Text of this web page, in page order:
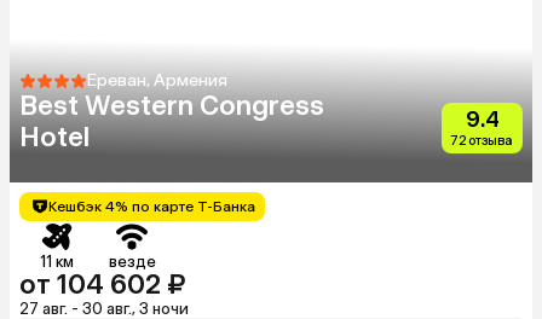
Ереван, Армения
Best Western Congress
Hotel
9.4
72 отзыва
Кешбэк 4% по карте Т-Банка
11 км везде
от 104 602 ₽
27 авг. - 30 авг., 3 ночи